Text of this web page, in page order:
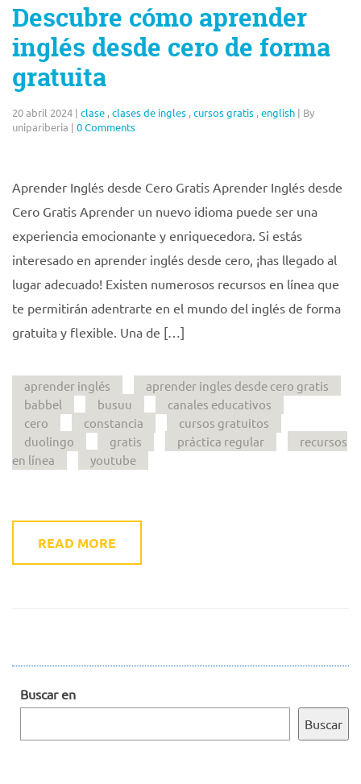
Descubre cómo aprender
inglés desde cero de forma
gratuita
20 abril 2024 | clase ,clases de ingles ,cursos gratis ,english | By
unipariberia | 0 Comments
Aprender Inglés desde Cero Gratis Aprender Inglés desde
Cero Gratis Aprender un nuevo idioma puede ser una
experiencia emocionante y enriquecedora. Si estás
interesado en aprender inglés desde cero, ¡has llegado al
lugar adecuado! Existen numerosos recursos en línea que
te permitirán adentrarte en el mundo del inglés de forma
gratuita y flexible. Una de […]
aprender inglés
aprender ingles desde cero gratis
babbel
busuu
canales educativos
cero
constancia
cursos gratuitos
duolingo
gratis práctica regular
recursos
en línea
youtube
READ MORE
Buscar en
Buscar